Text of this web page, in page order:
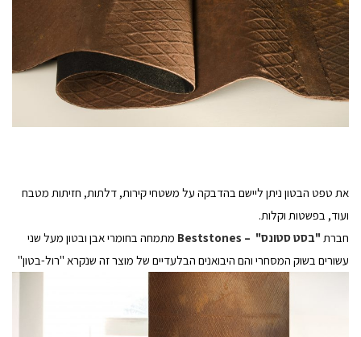
את טפט הבטון ניתן ליישם בהדבקה על משטחי קירות, דלתות, חזיתות מטבח
ועוד, בפשטות וקלות.
חברת "בסט סטונס" – Beststones
מתמחה בחומרי אבן ובטון מעל שני
עשורים בשוק המסחרי והם היבואנים הבלעדיים של מוצר זה שנקרא "רול-בטון"